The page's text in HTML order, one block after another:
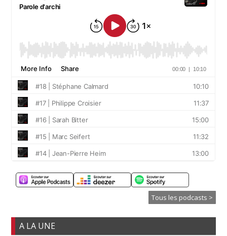
Tous les podcasts >
A LA UNE